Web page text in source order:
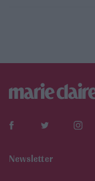
Newsletter